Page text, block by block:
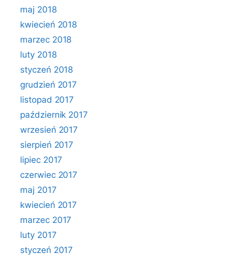
maj 2018
kwiecień 2018
marzec 2018
luty 2018
styczeń 2018
grudzień 2017
listopad 2017
październik 2017
wrzesień 2017
sierpień 2017
lipiec 2017
czerwiec 2017
maj 2017
kwiecień 2017
marzec 2017
luty 2017
styczeń 2017